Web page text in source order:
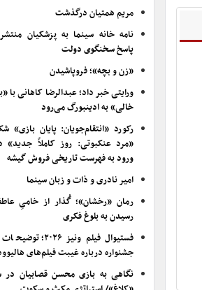
مریم همتیان درگذشت
نامه خانه سینما به پزشکیان
پاسخ سخنگوی دولت
«زن و بچه»؛ فروپاشیدن
ورایتی خبر داد؛ عبدالرضا کاهانی با
خالی» به ادینبورگ می‌رود
رکورد «انتقام‌جویان: پایان بازی»
«مرد عنکبوتی: روز کاملاً جدید»
ورود به فهرست تاریخی فروش گیشه
امیر نادری و ذات و زبان سینما
رمان «رخشان»؛ گُذار از خامیِ
رسیدن به بلوغ فکری
فستیوال فیلم ونیز ۲۰۲۶؛
جشنواره درباره غیبت فیلم‌های
نگاهی به بازی محسن قصابیان در